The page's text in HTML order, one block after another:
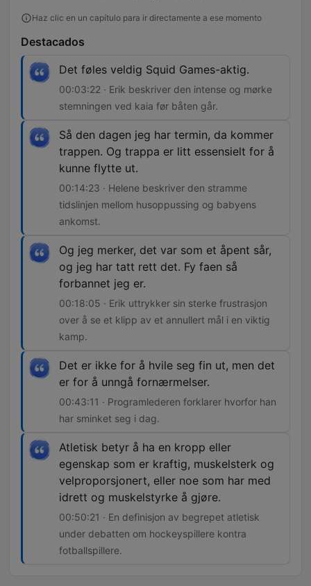
Haz clic en un capítulo para ir directamente a ese momento
Destacados
Det føles veldig Squid Games-aktig.
00:03:22 · Erik beskriver den intense og mørke
stemningen ved kaia før båten går.
Så den dagen jeg har termin, da kommer
trappen. Og trappa er litt essensielt for å
kunne flytte ut.
00:14:23 · Helene beskriver den stramme
tidslinjen mellom husoppussing og babyens
ankomst.
Og jeg merker, det var som et åpent sår,
og jeg har tatt rett det. Fy faen så
forbannet jeg er.
00:18:05 · Erik uttrykker sin sterke frustrasjon
over å se et klipp av et annullert mål i en viktig
kamp.
Det er ikke for å hvile seg fin ut, men det
er for å unngå fornærmelser.
00:43:11 · Programlederen forklarer hvorfor han
har sminket seg i dag.
Atletisk betyr å ha en kropp eller
egenskap som er kraftig, muskelsterk og
velproporsjonert, eller noe som har med
idrett og muskelstyrke å gjøre.
00:50:21 · En definisjon av begrepet atletisk
under debatten om hockeyspillere kontra
fotballspillere.